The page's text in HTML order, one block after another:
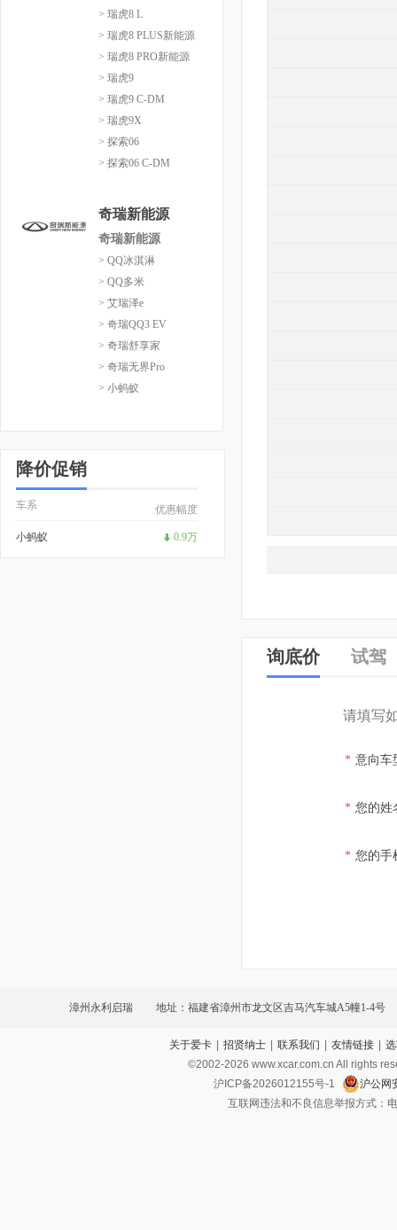
> 瑞虎8 L
> 瑞虎8 PLUS新能源
> 瑞虎8 PRO新能源
> 瑞虎9
> 瑞虎9 C-DM
> 瑞虎9X
> 探索06
> 探索06 C-DM
奇瑞新能源
奇瑞新能源
> QQ冰淇淋
> QQ多米
> 艾瑞泽e
> 奇瑞QQ3 EV
> 奇瑞舒享家
> 奇瑞无界Pro
> 小蚂蚁
降价促销
车系 优惠幅度
小蚂蚁 0.9万
询底价 试驾
请填写
* 意向车
* 您的姓
* 您的手
漳州永利启瑞 地址：福建省漳州市龙文区吉马汽车城A5幢1-4号
关于爱卡 | 招贤纳士 | 联系我们 | 友情链接 |
©2002-2026 www.xcar.com.cn All rights
沪ICP备2026012155号-1
沪公网
互联网违法和不良信息举报方式：